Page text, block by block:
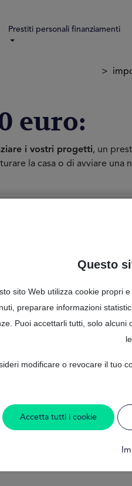
Questo
sito Web utilizza cookie propri
preparare informazioni
Puoi accettarli tutti, solo
modificare o revocare il tuo
Accetta tutti i cookie
Prestiti personali finanziamenti
euro:
i vostri progetti, un
la casa o di avviare
di
nella ricerca del tuoprestito
finanziarie di
avanzatavaluterà le
esito positivo, potrete